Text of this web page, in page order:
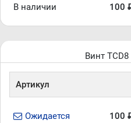
В наличии 100
Винт TCD8
Артикул
Ожидается 100